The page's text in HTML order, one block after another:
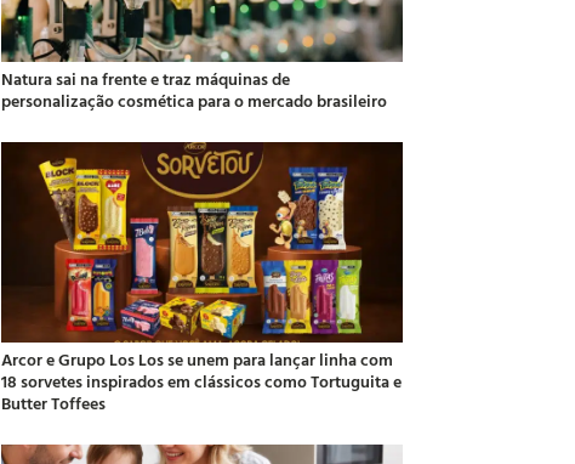
Natura sai na frente e traz máquinas de
personalização cosmética para o mercado brasileiro
Arcor e Grupo Los Los se unem para lançar linha com
18 sorvetes inspirados em clássicos como Tortuguita e
Butter Toffees